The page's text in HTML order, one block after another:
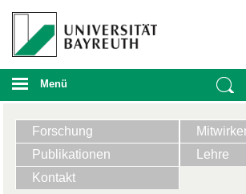
Menü
Forschung
Publikationen
Lehre
Kontakt